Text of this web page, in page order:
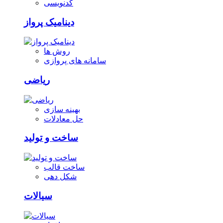
کدنویسی
دینامیک پرواز
روش ها
سامانه های پروازی
ریاضی
بهینه سازی
حل معادلات
ساخت و تولید
ساخت قالب
شکل دهی
سیالات